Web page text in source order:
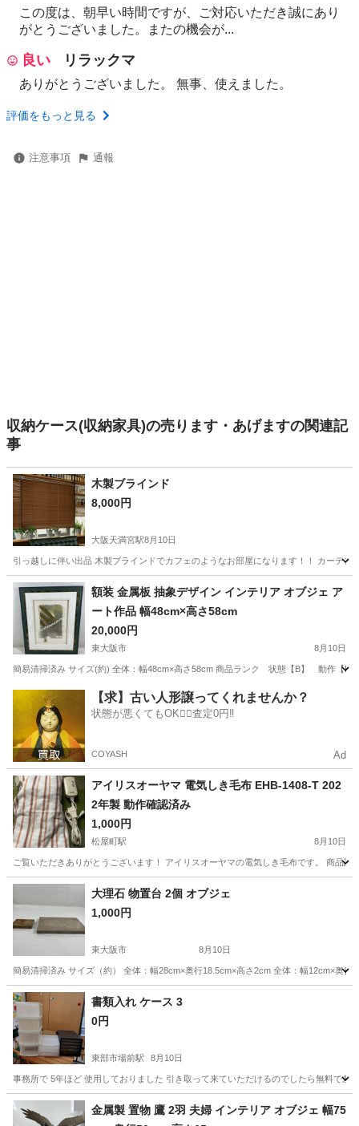
この度は、朝早い時間ですが、ご対応いただき誠にあり
がとうございました。またの機会が...
良い リラックマ
ありがとうございました。 無事、使えました。
評価をもっと見る
注意事項 通報
収納ケース(収納家具)の売ります・あげますの関連記
事
木製ブラインド
8,000円
大阪天満宮駅8月10日
引っ越しに伴い出品 木製ブラインドでカフェのようなお部屋になります！！ カー
大阪 大阪市 大阪天満宮駅 カーテン、ブラインド
額装 金属板 抽象デザイン インテリア オブジェ ア
ート作品 幅48cm×高さ58cm
20,000円
東大阪市 8月10日
簡易清掃済み サイズ(約) 全体：幅48cm×高さ58cm 商品ランク 状態【B】 動作【E
インテリア雑貨/小物 金属板
【求】古い人形譲ってくれませんか？
状態が悪くてもOK🙆‍♀️査定0円‼️
COYASH Ad
アイリスオーヤマ 電気しき毛布 EHB-1408-T 202
2年製 動作確認済み
1,000円
松屋町駅 8月10日
ご覧いただきありがとうございます！ アイリスオーヤマの電気しき毛布です。 商品
大阪 大阪市 松屋町駅 家具
大理石 物置台 2個 オブジェ
1,000円
東大阪市 8月10日
簡易清掃済み サイズ（約） 全体：幅28cm×奥行18.5cm×高さ2cm 全体：幅12cm×奥
大阪 東大阪市 インテリア雑貨/小物
書類入れ ケース 3
0円
東部市場前駅 8月10日
事務所で 5年ほど 使用しておりました 引き取って来ていただけるのでしたら無料で差
大阪 大阪市 東部市場前駅 収納家具
金属製 置物 鷹 2羽 夫婦 インテリア オブジェ 幅75